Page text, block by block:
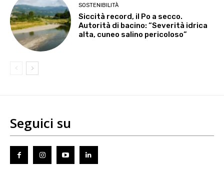
SOSTENIBILITÀ
Siccità record, il Po a secco.
Autorità di bacino: “Severità idrica
alta, cuneo salino pericoloso”
Seguici su